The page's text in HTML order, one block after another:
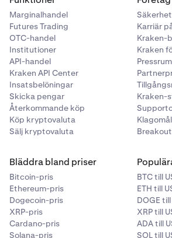
Marginalhandel
Futures Trading
OTC-handel
Institutioner
API-handel
Kraken API Center
Insatsbelöningar
Skicka pengar
Återkommande köp
Köp kryptovaluta
Sälj kryptovaluta
Karriär
Kraken-
Kraken
Pressrum
Kraken-
Klagomål
Bläddra bland priser
Bitcoin-pris
Ethereum-pris
Dogecoin-pris
XRP-pris
Cardano-pris
Solana-pris
BTC till
ETH till
DOGE till
XRP till
ADA till
SOL till